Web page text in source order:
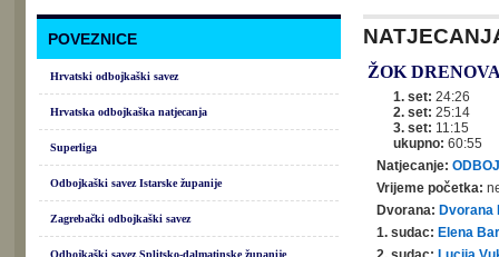
POVEZNICE
Hrvatski odbojkaški savez
Hrvatska odbojkaška natjecanja
Superliga
Odbojkaški savez Istarske županije
Zagrebački odbojkaški savez
Odbojkaški savez Splitsko-dalmatinske županije
ŽOK DRENOVA
1. set: 24:26
2. set: 25:14
3. set: 11:15
ukupno: 60:55
Natjecanje:
Vrijeme početka:
Dvorana: Dvorana
1. sudac: Elena